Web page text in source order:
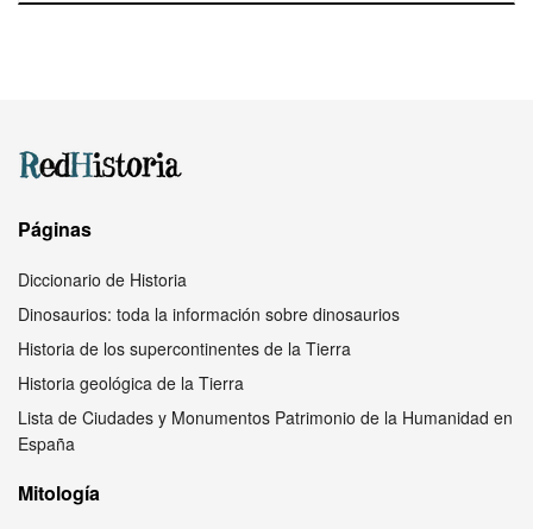
Páginas
Diccionario de Historia
Dinosaurios: toda la información sobre dinosaurios
Historia de los supercontinentes de la Tierra
Historia geológica de la Tierra
Lista de Ciudades y Monumentos Patrimonio de la Humanidad en
España
Mitología